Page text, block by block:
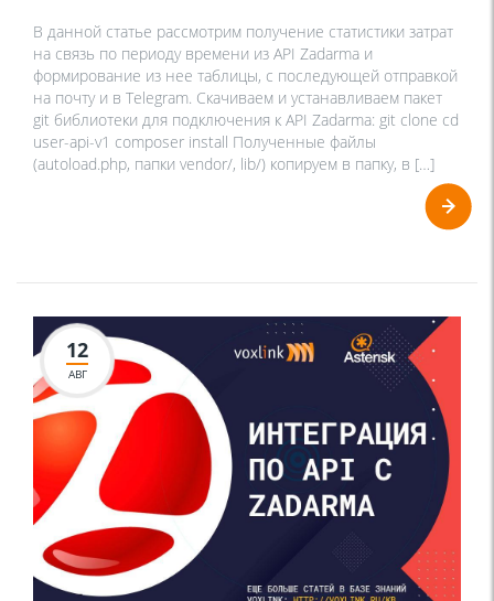
В данной статье рассмотрим получение статистики затрат
на связь по периоду времени из API Zadarma и
формирование из нее таблицы, с последующей отправкой
на почту и в Telegram. Скачиваем и устанавливаем пакет
git библиотеки для подключения к API Zadarma: git clone cd
user-api-v1 composer install Полученные файлы
(autoload.php, папки vendor/, lib/) копируем в папку, в […]
12
АВГ